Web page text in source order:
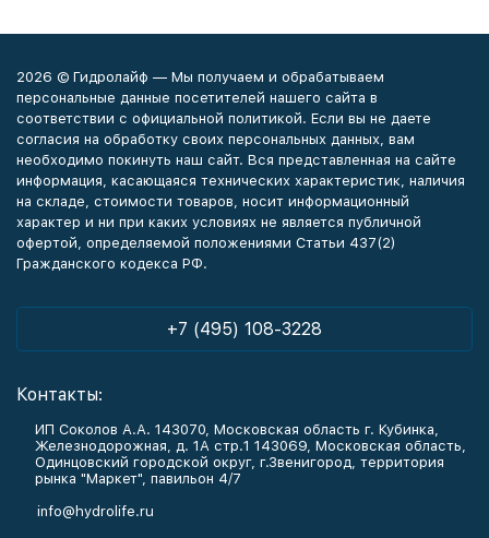
2026 © Гидролайф — Мы получаем и обрабатываем
персональные данные посетителей нашего сайта в
соответствии с официальной политикой. Если вы не даете
согласия на обработку своих персональных данных, вам
необходимо покинуть наш сайт. Вся представленная на сайте
информация, касающаяся технических характеристик, наличия
на складе, стоимости товаров, носит информационный
характер и ни при каких условиях не является публичной
офертой, определяемой положениями Статьи 437(2)
Гражданского кодекса РФ.
+7 (495) 108-3228
Контакты:
ИП Соколов А.А. 143070, Московская область г. Кубинка,
Железнодорожная, д. 1А стр.1 143069, Московская область,
Одинцовский городской округ, г.Звенигород, территория
рынка "Маркет", павильон 4/7
info@hydrolife.ru